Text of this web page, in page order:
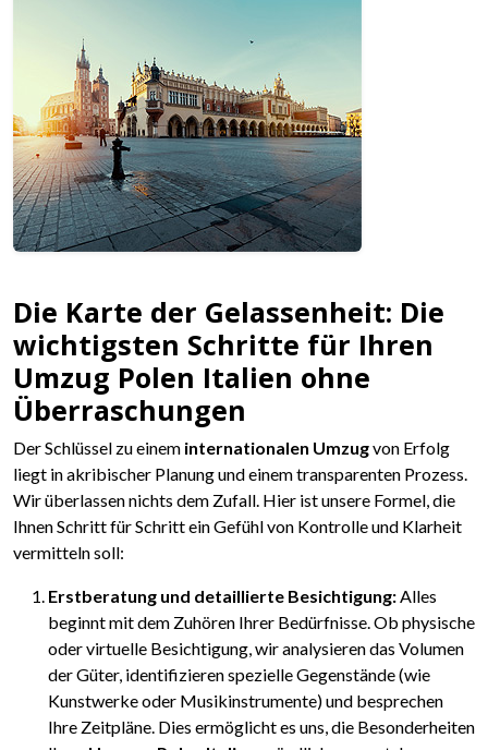
Die Karte der Gelassenheit: Die
wichtigsten Schritte für Ihren
Umzug Polen Italien ohne
Überraschungen
Der Schlüssel zu einem internationalen Umzugvon Erfolg
liegt in akribischer Planung und einem transparenten Prozess.
Wir überlassen nichts dem Zufall. Hier ist unsere Formel, die
Ihnen Schritt für Schritt ein Gefühl von Kontrolle und Klarheit
vermitteln soll:
Erstberatung und detaillierte Besichtigung:Alles
beginnt mit dem Zuhören Ihrer Bedürfnisse. Ob physische
oder virtuelle Besichtigung, wir analysieren das Volumen
der Güter, identifizieren spezielle Gegenstände (wie
Kunstwerke oder Musikinstrumente) und besprechen
Ihre Zeitpläne. Dies ermöglicht es uns, die Besonderheiten